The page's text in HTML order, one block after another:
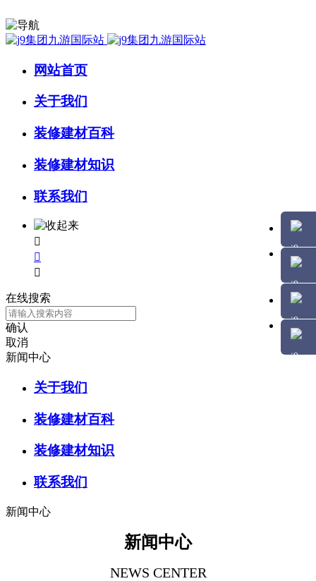
网站首页
关于我们
装修建材百科
装修建材知识
联系我们



在线搜索
确认
取消
新闻中心
关于我们
装修建材百科
装修建材知识
联系我们
新闻中心
新闻中心
NEWS CENTER